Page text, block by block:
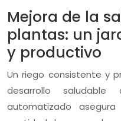
Mejora de la
plantas: un
y productivo
Un riego consistente y
desarrollo
automatizado